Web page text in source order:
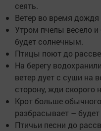
сеять.
Ветер во время
Утром пчелы весело
будет солнечным.
Птицы поют до
На берегу
ветер дует с суши на
сторону, жди скорого
Крот больше
разбрасывает –
Птичьи песни до